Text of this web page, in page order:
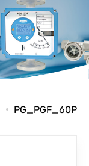
PG_PGF_60P